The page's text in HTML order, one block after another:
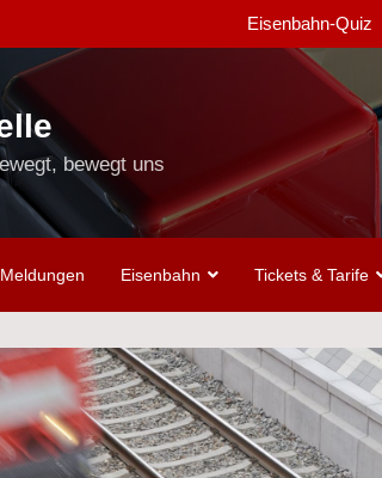
Eisenbahn-Quiz
bewegt uns
Meldungen Eisenbahn Tickets & Tarife